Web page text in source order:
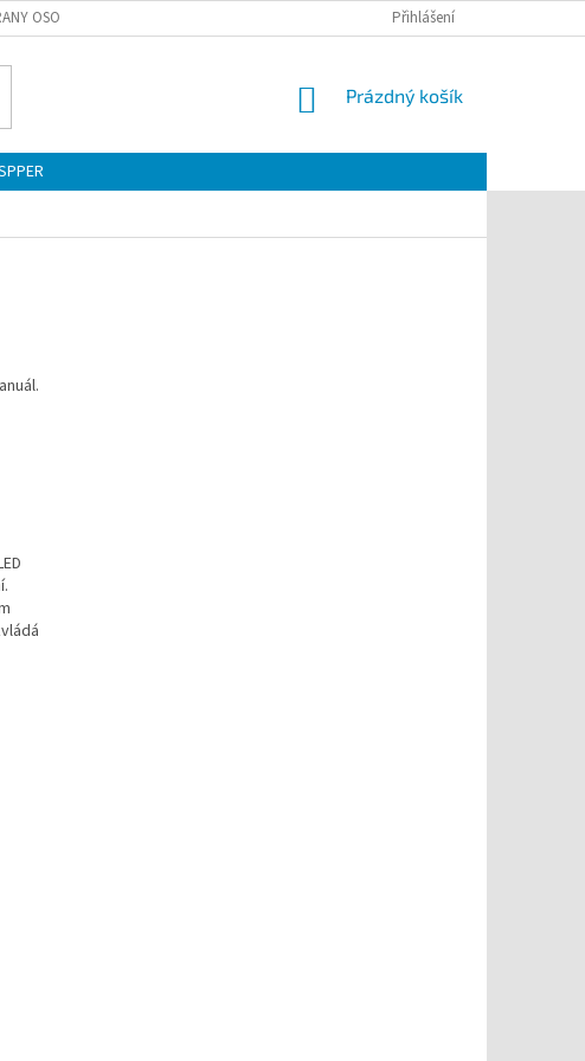
OSOBNÍCH ÚDAJŮ Přihlášení
NÁKUPNÍ
Prázdný košík